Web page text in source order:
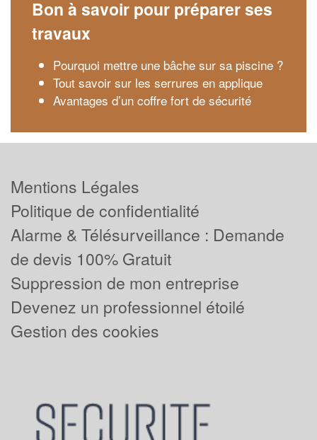
Bon à savoir pour préparer ses
travaux
Pourquoi mettre une bâche sur sa piscine ?
Tout savoir sur les serrures en applique
Avantages d’un coffre fort de sécurité
Mentions Légales
Politique de confidentialité
Alarme & Télésurveillance : Demande
de devis 100% Gratuit
Suppression de mon entreprise
Devenez un professionnel étoilé
Gestion des cookies